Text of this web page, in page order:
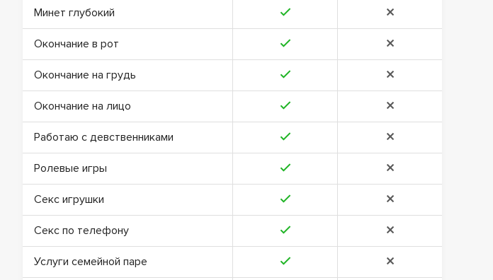
Минет глубокий
Окончание в рот
Окончание на грудь
Окончание на лицо
Работаю с девственниками
Ролевые игры
Секс игрушки
Секс по телефону
Услуги семейной паре